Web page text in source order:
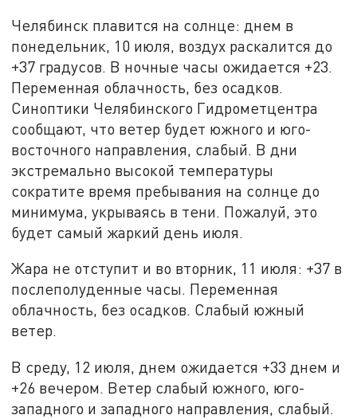
Челябинск плавится на солнце: днем в
понедельник, 10 июля, воздух раскалится до
+37 градусов. В ночные часы ожидается +23.
Переменная облачность, без осадков.
Синоптики Челябинского Гидрометцентра
сообщают, что ветер будет южного и юго-
восточного направления, слабый. В дни
экстремально высокой температуры
сократите время пребывания на солнце до
минимума, укрываясь в тени. Пожалуй, это
будет самый жаркий день июля.
Жара не отступит и во вторник, 11 июля: +37 в
послеполуденные часы. Переменная
облачность, без осадков. Слабый южный
ветер.
В среду, 12 июля, днем ожидается +33 днем и
+26 вечером. Ветер слабый южного, юго-
западного и западного направления, слабый.